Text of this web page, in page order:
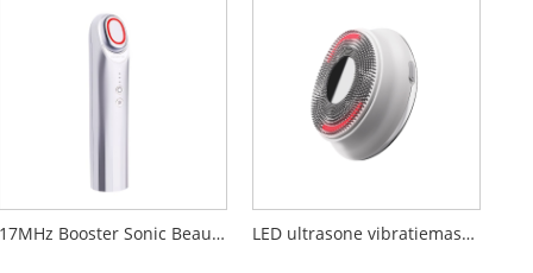
17MHz Booster Sonic Beauty-apparaat LED ultrasone vibratiemassage gezichtsreiniger